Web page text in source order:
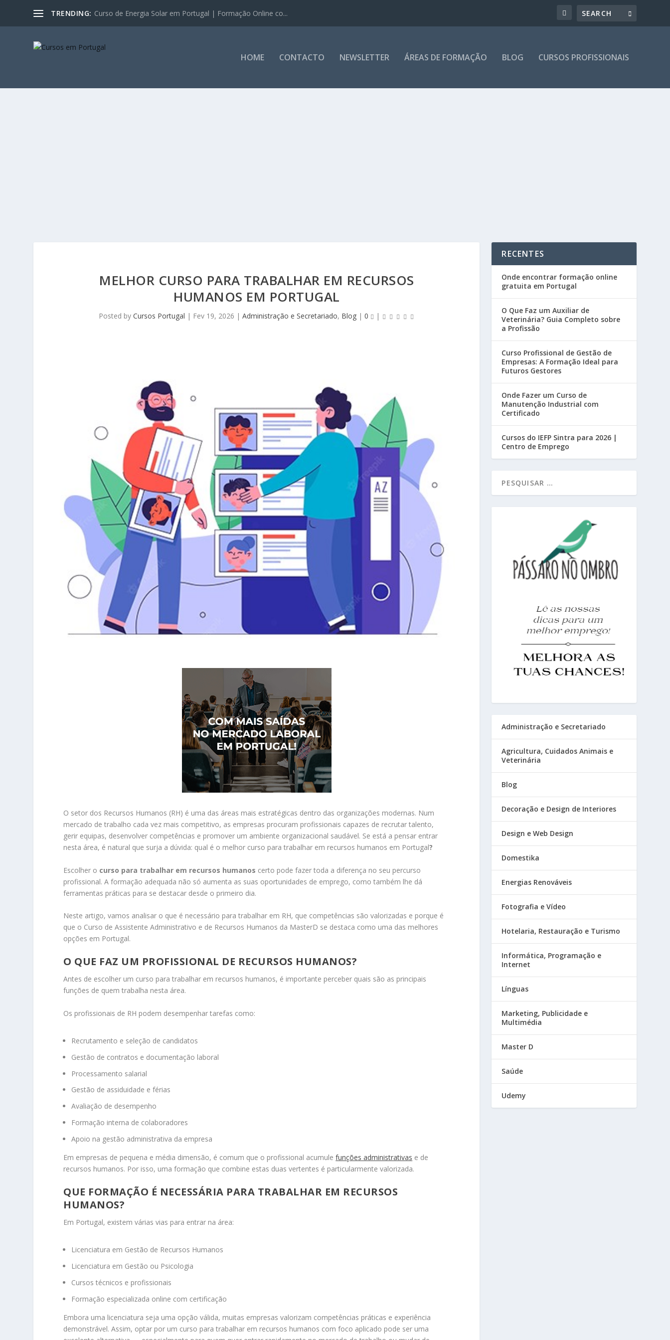
TRENDING: Curso de Energia Solar em Portugal | Formação Online co...
HOME CONTACTO NEWSLETTER ÁREAS DE FORMAÇÃO BLOG CURSOS PROFISSIONAIS
MELHOR CURSO PARA TRABALHAR EM RECURSOS
HUMANOS EM PORTUGAL
Posted by Cursos Portugal | Fev 19, 2026 | Administração e Secretariado, Blog| 0 |
O setor dos Recursos Humanos (RH) é uma das áreas mais estratégicas dentro das organizações modernas. Num
mercado de trabalho cada vez mais competitivo, as empresas procuram profissionais capazes de recrutar talento,
gerir equipas, desenvolver competências e promover um ambiente organizacional saudável. Se está a pensar entrar
nesta área, é natural que surja a dúvida: qual é o melhor curso para trabalhar em recursos humanos em Portugal?
Escolher o curso para trabalhar em recursos humanos certo pode fazer toda a diferença no seu percurso
profissional. A formação adequada não só aumenta as suas oportunidades de emprego, como também lhe dá
ferramentas práticas para se destacar desde o primeiro dia.
Neste artigo, vamos analisar o que é necessário para trabalhar em RH, que competências são valorizadas e porque é
que o Curso de Assistente Administrativo e de Recursos Humanos da MasterD se destaca como uma das melhores
opções em Portugal.
O QUE FAZ UM PROFISSIONAL DE RECURSOS HUMANOS?
Antes de escolher um curso para trabalhar em recursos humanos, é importante perceber quais são as principais
funções de quem trabalha nesta área.
Os profissionais de RH podem desempenhar tarefas como:
Recrutamento e seleção de candidatos
Gestão de contratos e documentação laboral
Processamento salarial
Gestão de assiduidade e férias
Avaliação de desempenho
Formação interna de colaboradores
Apoio na gestão administrativa da empresa
Em empresas de pequena e média dimensão, é comum que o profissional acumulefunções administrativas e de
recursos humanos. Por isso, uma formação que combine estas duas vertentes é particularmente valorizada.
QUE FORMAÇÃO É NECESSÁRIA PARA TRABALHAR EM RECURSOS
HUMANOS?
Em Portugal, existem várias vias para entrar na área:
Licenciatura em Gestão de Recursos Humanos
Licenciatura em Gestão ou Psicologia
Cursos técnicos e profissionais
Formação especializada online com certificação
Embora uma licenciatura seja uma opção válida, muitas empresas valorizam competências práticas e experiência
demonstrável. Assim, optar por um curso para trabalhar em recursos humanos com foco aplicado pode ser uma
RECENTES
Onde encontrar formação online
gratuita em Portugal
O Que Faz um Auxiliar de
Veterinária? Guia Completo sobre
a Profissão
Curso Profissional de Gestão de
Empresas: A Formação Ideal para
Futuros Gestores
Onde Fazer um Curso de
Manutenção Industrial com
Certificado
Cursos do IEFP Sintra para 2026 |
Centro de Emprego
Administração e Secretariado
Agricultura, Cuidados Animais e
Veterinária
Blog
Decoração e Design de Interiores
Design e Web Design
Domestika
Energias Renováveis
Fotografia e Vídeo
Hotelaria, Restauração e Turismo
Informática, Programação e
Internet
Línguas
Marketing, Publicidade e
Multimédia
Master D
Saúde
Udemy